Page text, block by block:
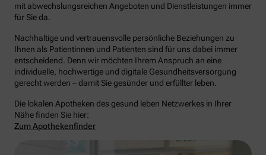
mit abwechslungsreichen Angeboten und Dienstleistungen immer
für Sie da.
Nachhaltige und vertrauensvolle persönliche Beziehungen zu
Ihnen als Patientinnen und Patienten sind für uns dabei immer
entscheidend. Denn wir möchten Ihrem Anspruch an eine
individuelle, hochwertige und digitale Gesundheitsversorgung
gerecht werden – damit Sie gesünder und erfüllter leben.
Die lokalen Apotheken des gesund leben Netzwerkes in Ihrer
Nähe finden Sie hier:
Zum Apothekenfinder